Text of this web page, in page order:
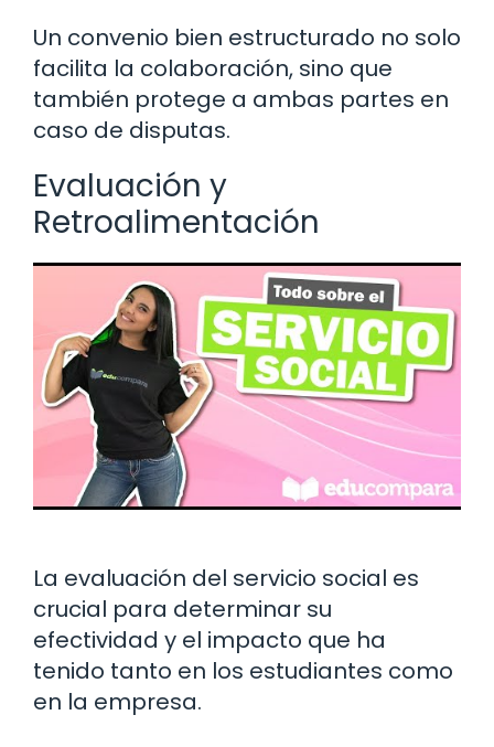
Un convenio bien estructurado no solo
facilita la colaboración, sino que
también protege a ambas partes en
caso de disputas.
Evaluación y
Retroalimentación
La evaluación del servicio social es
crucial para determinar su
efectividad y el impacto que ha
tenido tanto en los estudiantes como
en la empresa.